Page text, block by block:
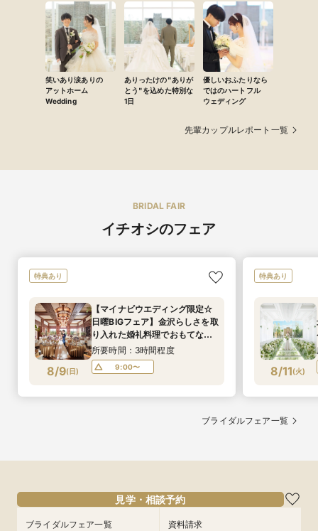
笑いあり涙ありの
アットホーム
Wedding
ありったけの"ありが
とう"を込めた特別な
1日
優しいおふたりなら
ではのハートフル
ウェディング
先輩カップルレポート一覧
BRIDAL FAIR
イチオシのフェア
特典あり
8/9(日)
【マイナビウエディング限定☆
日曜BIGフェア】金沢らしさを取
り入れた婚礼料理でおもてなし×
贅沢貸切*邸宅見学*マイナビ限
定特典150万円優待
所要時間：3時間程度
9:00〜
特典あり
8/11(火)
ブライダルフェア一覧
見学・相談予約
ブライダルフェア一覧 資料請求